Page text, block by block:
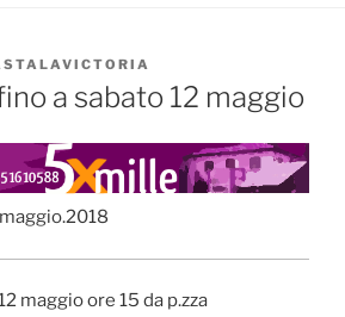
a sabato 12 maggio
maggio ore 15 da p.zza